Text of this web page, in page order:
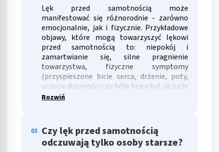
Lęk przed samotnością może
manifestować się różnorodnie - zarówno
emocjonalnie, jak i fizycznie. Przykładowe
objawy, które mogą towarzyszyć lękowi
przed samotnością to: niepokój i
zamartwianie się, silne pragnienie
towarzystwa, fizyczne symptomy
(przyspieszone bicie serca, drżenie, poty,
uczucie duszności czy bóle brzucha), uczucie
smutku, beznadziei i depresji.
Rozwiń
03 Czy lęk przed samotnością
odczuwają tylko osoby starsze?